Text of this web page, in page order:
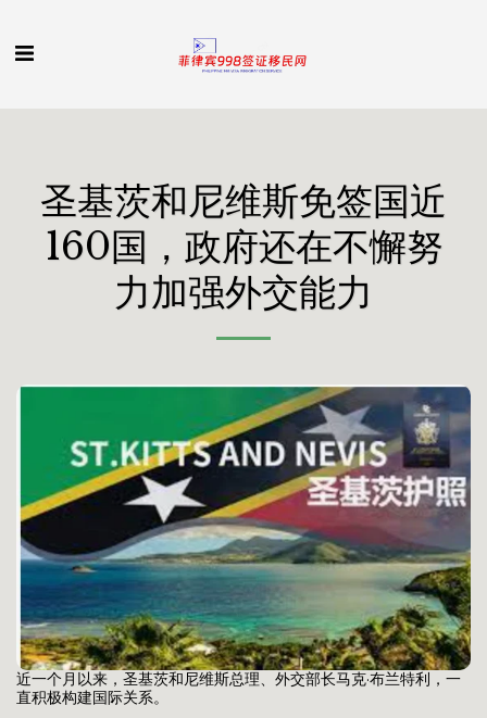
圣基茨和尼维斯免签国近
160国，政府还在不懈努
力加强外交能力
近一个月以来，圣基茨和尼维斯总理、外交部长马克·布兰特利，一
直积极构建国际关系。